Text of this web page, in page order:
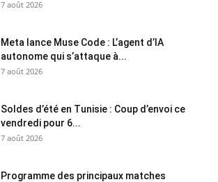
7 août 2026
Meta lance Muse Code : L’agent d’IA
autonome qui s’attaque à...
7 août 2026
Soldes d’été en Tunisie : Coup d’envoi ce
vendredi pour 6...
7 août 2026
Programme des principaux matches